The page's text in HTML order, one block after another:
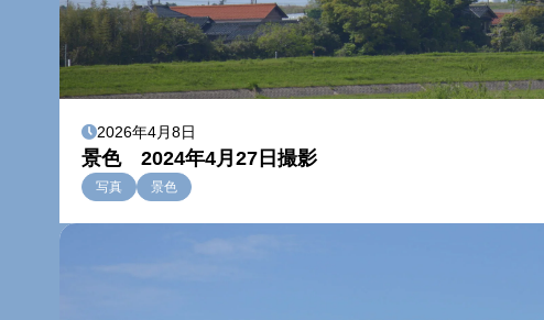
2026年4月8日
景色 2024年4月27日撮影
写真 景色